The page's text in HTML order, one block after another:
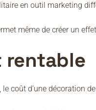
en outil marketing
même de créer un
rentable
coût d’une décoration